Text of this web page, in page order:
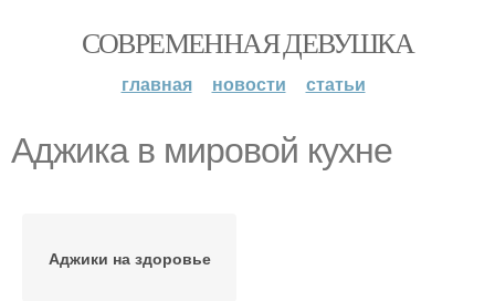
СОВРЕМЕННАЯ ДЕВУШКА
главная новости статьи
Аджика в мировой кухне
Аджики на здоровье